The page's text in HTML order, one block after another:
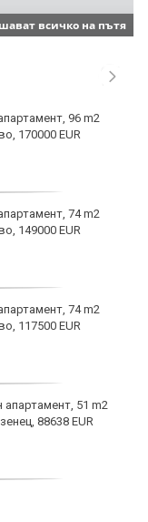
всичко на пътя
96 m2
170000 EUR
74 m2
149000 EUR
74 m2
117500 EUR
51 m2
88638 EUR